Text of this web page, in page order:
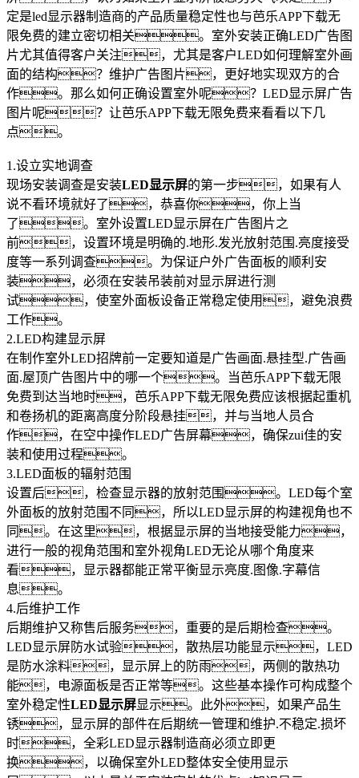
定是led显示器制造商的产品质量稳定性也与芭乐APP下载无
限免费的建立密切相关。室外安装正确LED广告图
片尤其值得客户关注，尤其是客户LED如何理解室外画
面的结构？维护广告图片，更好地实现双方的合
作。那么如何正确设置室外呢？LED显示屏广告
图片呢？让芭乐APP下载无限免费来看看以下几
点。
1.设立实地调查
现场安装调查是安装LED显示屏的第一步，如果有人
说不看环境就好了，恭喜你，你上当
了。室外设置LED显示屏在广告图片之
前，设置环境是明确的.地形.发光放射范围.亮度接受
度等一系列调查。为保证户外广告面板的顺利安
装，必须在安装吊装前对显示屏进行测
试，使室外面板设备正常稳定使用，避免浪费
工作。
2.LED构建显示屏
在制作室外LED招牌前一定要知道是广告画面.悬挂型.广告画
面.屋顶广告图片中的哪一个。当芭乐APP下载无限
免费到达当地时，芭乐APP下载无限免费应该根据起重机
和卷扬机的距离高度分阶段悬挂，并与当地人员合
作，在空中操作LED广告屏幕，确保zui佳的安
装和使用过程。
3.LED面板的辐射范围
设置后，检查显示器的放射范围。LED每个室
外面板的放射范围不同，所以LED显示屏的构建视角也不
同。在这里，根据显示屏的当地接受能力，
进行一般的视角范围和室外视角LED无论从哪个角度来
看，显示器都能正常平衡显示亮度.图像.字幕信
息。
4.后维护工作
后期维护又称售后服务，重要的是后期检查。
LED显示屏防水试验，散热层功能显示，LED
是防水涂料，显示屏上的防雨，两侧的散热功
能，电源面板是否正常等。这些基本操作可构成整个
室外稳定性LED显示屏显示。此外，如果产品生
锈，显示屏的部件在后期统一管理和维护.不稳定.损坏
时，全彩LED显示器制造商必须立即更
换，以确保室外LED整体安全使用显示